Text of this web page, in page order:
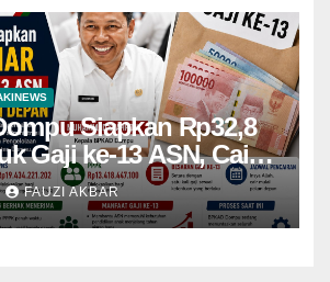
Siapkan Rp32,8
Gaji ke-13 ASN, Cair
Depan
FAUZI AKBAR